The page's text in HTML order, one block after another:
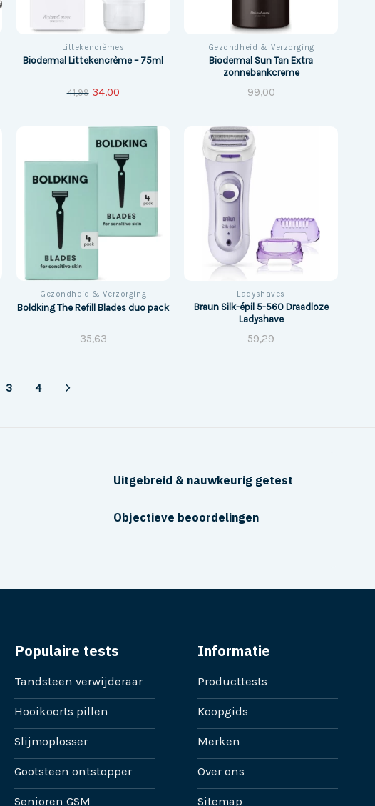
Littekencrèmes
Biodermal Littekencrème – 75ml
41,99 Original
€41,99.
34,00Current
€34,00.
Gezondheid & Verzorging
Biodermal Sun Tan Extra
zonnebankcreme
99,00
Gezondheid & Verzorging
Boldking The Refill Blades duo pack
35,63
Ladyshaves
Braun Silk-épil 5-560 Draadloze
Ladyshave
59,29
3 4
Uitgebreid & nauwkeurig getest
Objectieve beoordelingen
Populaire tests
Tandsteen verwijderaar
Hooikoorts pillen
Slijmoplosser
Gootsteen ontstopper
Senioren GSM
Informatie
Producttests
Koopgids
Merken
Over ons
Sitemap